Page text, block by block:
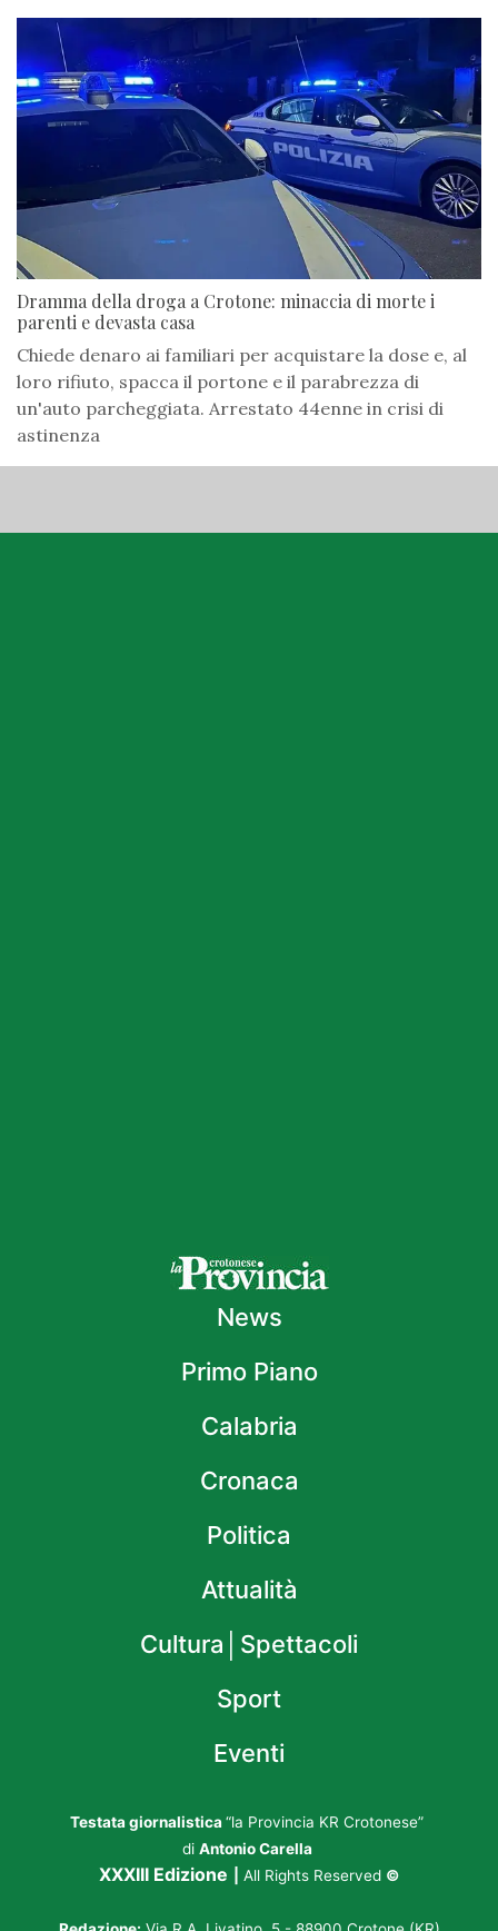
Dramma della droga a Crotone: minaccia di morte i
parenti e devasta casa
Chiede denaro ai familiari per acquistare la dose e, al
loro rifiuto, spacca il portone e il parabrezza di
un'auto parcheggiata. Arrestato 44enne in crisi di
astinenza
News
Primo Piano
Calabria
Cronaca
Politica
Attualità
Cultura│Spettacoli
Sport
Eventi
Testata giornalistica “la Provincia KR Crotonese”
di Antonio Carella
XXXIII Edizione All Rights Reserved ©